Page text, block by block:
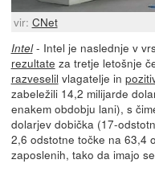
vir: CNet
Intel- Intel je naslednje v
rezultate za tretje letošnje
razveselil vlagatelje in
zabeležili 14,2 milijarde
enakem obdobju lani), s
dolarjev dobička (17-
2,6 odstotne točke na 63,4
zaposlenih, tako da imajo